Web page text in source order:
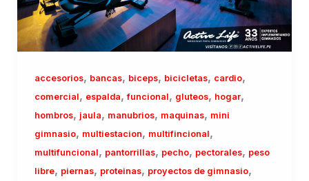
accesorios, bancas, biceps, bicicletas, cardio,
comercial, espalda,funcional, gluteos, hogar,
hombros, jaula, manubrios, maquinas, mini
gimnasio, multiestacion, multifincional,
multifuncional, pantorrillas, pecho, pectorales, peso
libre, piernas, proteinas, proyectos de gimnasio,